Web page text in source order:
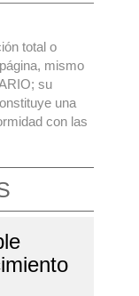
total o
mismo
su
una
con las